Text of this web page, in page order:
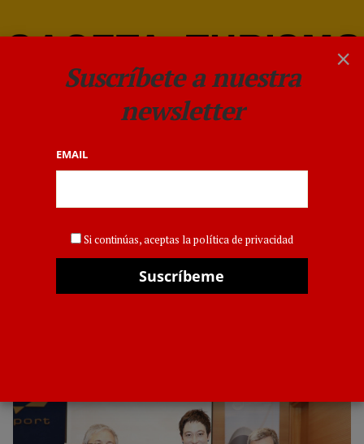
SuperLabPorts estudia
soluciones para el cambio
×
Suscríbete a nuestra
newsletter
EMAIL
Si continúas, aceptas la política de privacidad